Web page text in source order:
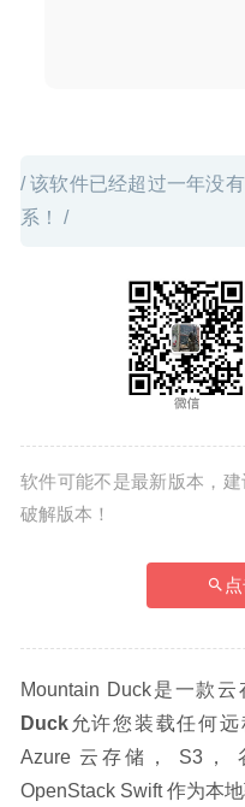
/ 该软件已经超过一年没
系！ /
软件可能不是最新版本，
破解版本！
Mountain Duck是一款
Duck 允许您装载任何远
Azure 云存储， S3，
OpenStack Swift 作为本地